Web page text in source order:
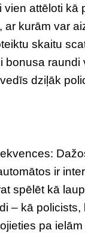
vien attēloti kā
ar kurām var
skaitu
bonusa raundi
dziļāk
ir
spēlēt kā
– kā policists,
pa